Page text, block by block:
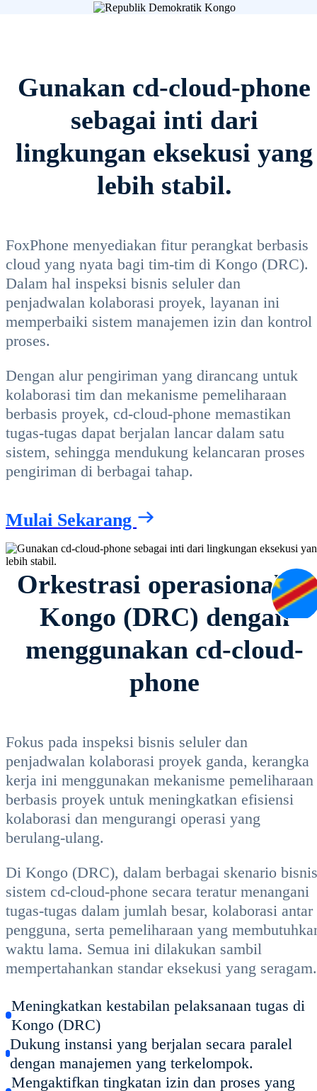
Gunakan cd-cloud-phone
sebagai inti dari
lingkungan eksekusi yang
lebih stabil.
FoxPhone menyediakan fitur perangkat berbasis
cloud yang nyata bagi tim-tim di Kongo (DRC).
Dalam hal inspeksi bisnis seluler dan
penjadwalan kolaborasi proyek, layanan ini
memperbaiki sistem manajemen izin dan kontrol
proses.
Dengan alur pengiriman yang dirancang untuk
kolaborasi tim dan mekanisme pemeliharaan
berbasis proyek, cd-cloud-phone memastikan
tugas-tugas dapat berjalan lancar dalam satu
sistem, sehingga mendukung kelancaran proses
pengiriman di berbagai tahap.
Mulai Sekarang
Orkestrasi operasional di
Kongo (DRC) dengan
menggunakan cd-cloud-
phone
Fokus pada inspeksi bisnis seluler dan
penjadwalan kolaborasi proyek ganda, kerangka
kerja ini menggunakan mekanisme pemeliharaan
berbasis proyek untuk meningkatkan efisiensi
kolaborasi dan mengurangi operasi yang
berulang-ulang.
Di Kongo (DRC), dalam berbagai skenario
sistem cd-cloud-phone secara teratur menangani
tugas-tugas dalam jumlah besar, kolaborasi antar
pengguna, serta pemeliharaan yang
waktu lama. Semua ini dilakukan sambil
mempertahankan standar eksekusi yang seragam.
Meningkatkan kestabilan pelaksanaan tugas di
Kongo (DRC)
Dukung instansi yang berjalan secara paralel
dengan manajemen yang terkelompok.
Mengaktifkan tingkatan izin dan proses yang